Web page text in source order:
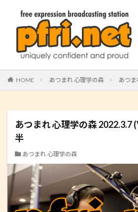
HOME あつまれ 心理学の森 あつ
あつまれ 心理学の森 2022.3.7
半
あつまれ 心理学の森